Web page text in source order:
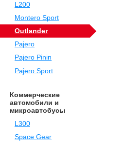
L200
Montero Sport
Outlander
Pajero
Pajero Pinin
Pajero Sport
Коммерческие
автомобили и
микроавтобусы
L300
Space Gear